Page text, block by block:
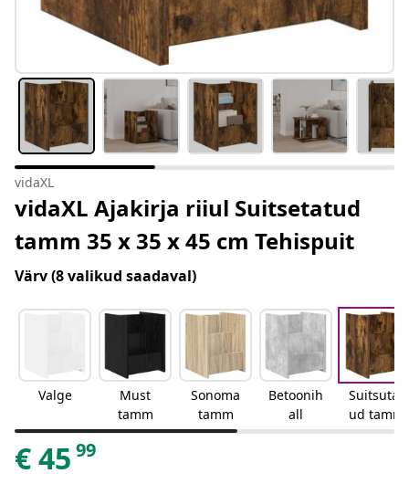
vidaXL
vidaXL Ajakirja riiul Suitsetatud
tamm 35 x 35 x 45 cm Tehispuit
Värv(8 valikud saadaval)
Valge
Must
tamm
Sonoma
tamm
Betoonih
all
Suitsutat
ud tamm
€45 99